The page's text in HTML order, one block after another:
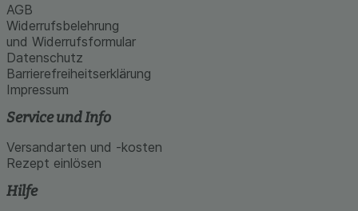
AGB
Widerrufsbelehrung
und Widerrufsformular
Datenschutz
Barrierefreiheitserklärung
Impressum
Service und Info
Versandarten und -kosten
Rezept einlösen
Hilfe